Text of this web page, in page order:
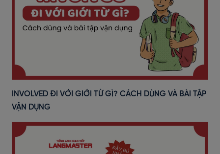
INVOLVED ĐI VỚI GIỚI TỪ GÌ? CÁCH DÙNG VÀ BÀI TẬP
VẬN DỤNG